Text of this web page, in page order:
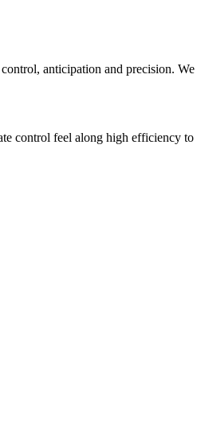
anticipation and precision.
control feel along high efficiency